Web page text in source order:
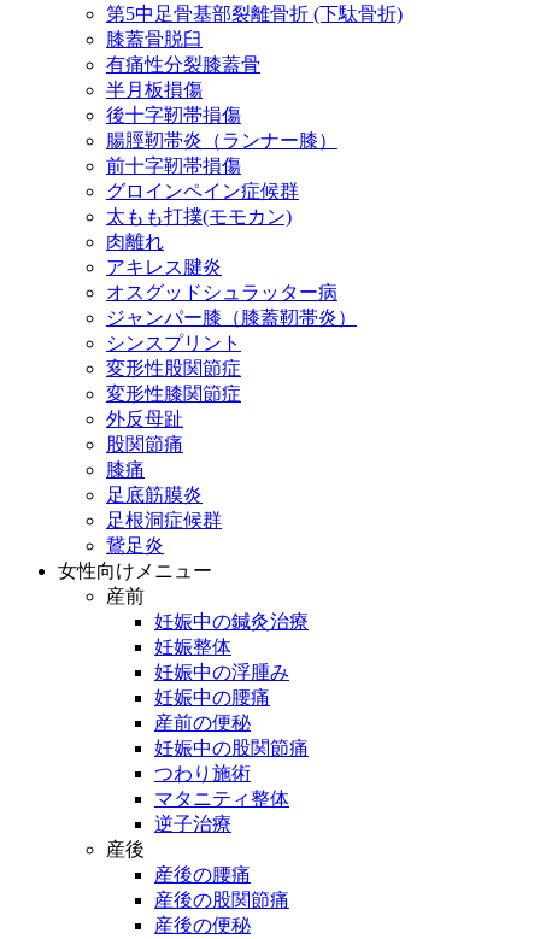
第5中足骨基部裂離骨折 (下駄骨折)
膝蓋骨脱臼
有痛性分裂膝蓋骨
半月板損傷
後十字靭帯損傷
腸脛靭帯炎（ランナー膝）
前十字靭帯損傷
グロインペイン症候群
太もも打撲(モモカン)
肉離れ
アキレス腱炎
オスグッドシュラッター病
ジャンパー膝（膝蓋靭帯炎）
シンスプリント
変形性股関節症
変形性膝関節症
外反母趾
股関節痛
膝痛
足底筋膜炎
足根洞症候群
鵞足炎
女性向けメニュー
産前
妊娠中の鍼灸治療
妊娠整体
妊娠中の浮腫み
妊娠中の腰痛
産前の便秘
妊娠中の股関節痛
つわり施術
マタニティ整体
逆子治療
産後
産後の腰痛
産後の股関節痛
産後の便秘